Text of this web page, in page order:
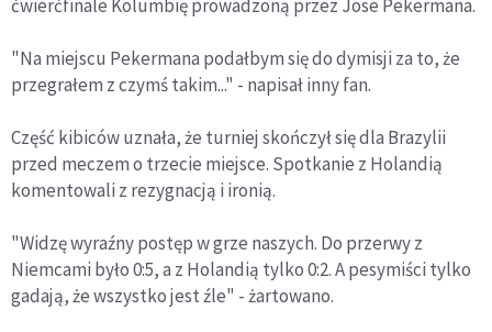
ćwierćfinale Kolumbię prowadzoną przez Jose Pekermana.
"Na miejscu Pekermana podałbym się do dymisji za to, że
przegrałem z czymś takim..." - napisał inny fan.
Część kibiców uznała, że turniej skończył się dla Brazylii
przed meczem o trzecie miejsce. Spotkanie z Holandią
komentowali z rezygnacją i ironią.
"Widzę wyraźny postęp w grze naszych. Do przerwy z
Niemcami było 0:5, a z Holandią tylko 0:2. A pesymiści tylko
gadają, że wszystko jest źle" - żartowano.